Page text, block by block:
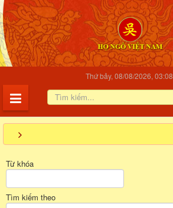
Thứ bảy, 08/08/2026, 03:08
Từ khóa
Tìm kiếm theo